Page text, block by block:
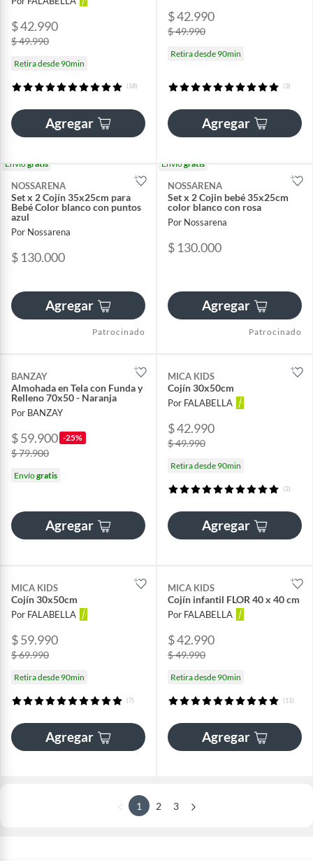
$ 42.990
$ 49.990
Retira desde 90min
(18)
Agregar
$ 42.990
$ 49.990
Retira desde 90min
(3)
Agregar
Envíogratis
NOSSARENA
Set x 2 Cojín 35x25cm para
Bebé Color blanco con puntos
azul
Por Nossarena
$ 130.000
Agregar
Patrocinado
Envíogratis
NOSSARENA
Set x 2 Cojin bebé 35x25cm
color blanco con rosa
Por Nossarena
$ 130.000
Agregar
Patrocinado
BANZAY
Almohada en Tela con Funda y
Relleno 70x50 - Naranja
Por BANZAY
$ 59.900 -25%
$ 79.900
Envíogratis
Agregar
MICA KIDS
Cojín 30x50cm
Por FALABELLA
$ 42.990
$ 49.990
Retira desde 90min
(2)
Agregar
MICA KIDS
Cojín 30x50cm
Por FALABELLA
$ 59.990
$ 69.990
Retira desde 90min
(7)
Agregar
MICA KIDS
Cojín infantil FLOR 40 x 40 cm
Por FALABELLA
$ 42.990
$ 49.990
Retira desde 90min
(11)
Agregar
1 2 3